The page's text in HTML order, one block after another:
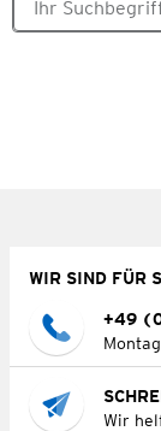
WIR SIND FÜR
+49
Wir